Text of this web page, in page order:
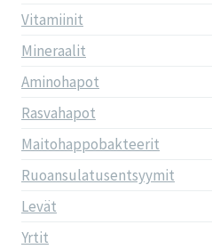
Vitamiinit
Mineraalit
Aminohapot
Rasvahapot
Maitohappobakteerit
Ruoansulatusentsyymit
Levät
Yrtit